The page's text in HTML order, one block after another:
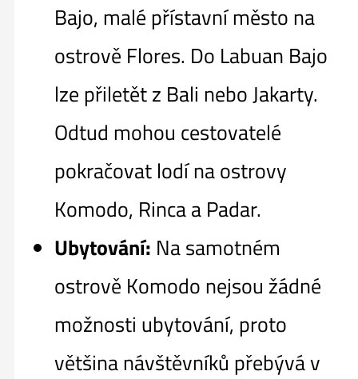
Bajo, malé přístavní město na
ostrově Flores. Do Labuan Bajo
lze přiletět z Bali nebo Jakarty.
Odtud mohou cestovatelé
pokračovat lodí na ostrovy
Komodo, Rinca a Padar.
Ubytování: Na samotném
ostrově Komodo nejsou žádné
možnosti ubytování, proto
většina návštěvníků přebývá v